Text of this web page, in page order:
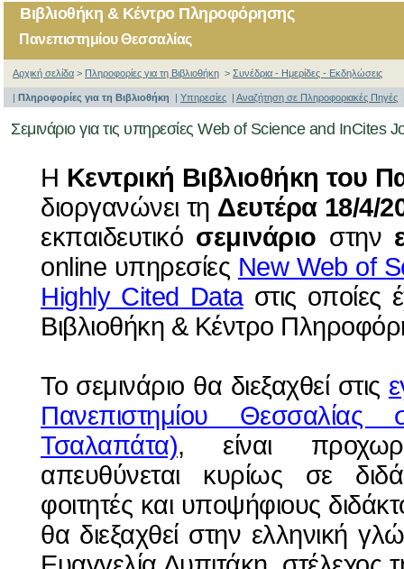
Βιβλιοθήκη & Κέντρο Πληροφόρησης
Πανεπιστημίου Θεσσαλίας
Αρχική σελίδα > Πληροφορίες για τη Βιβλιοθήκη > Συνέδρια - Ημερίδες - Εκδηλώσεις
| Πληροφορίες για τη Βιβλιοθήκη | Υπηρεσίες | Αναζήτηση σε Πληροφοριακές Πηγές
Σεμινάριο για τις υπηρεσίες Web of Science and InCites
H Κεντρική Βιβλιοθήκη του
διοργανώνει τη Δευτέρα 18/4/
εκπαιδευτικό σεμινάριο στην
online υπηρεσίες New Web of
Highly Cited Dataστις οποίες
Βιβλιοθήκη & Κέντρο
To σεμινάριο θα διεξαχθεί στις
Πανεπιστημίου
Τσαλαπάτα), είναι
απευθύνεται κυρίως σε
φοιτητές και υποψήφιους
θα διεξαχθεί στην ελληνική